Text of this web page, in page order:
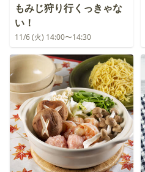
もみじ狩り行くっきゃな
い！
11/6 (火) 14:00〜14:30